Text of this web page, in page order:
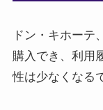
ドン・キホーテ
購入でき、利用
性は少なくなる